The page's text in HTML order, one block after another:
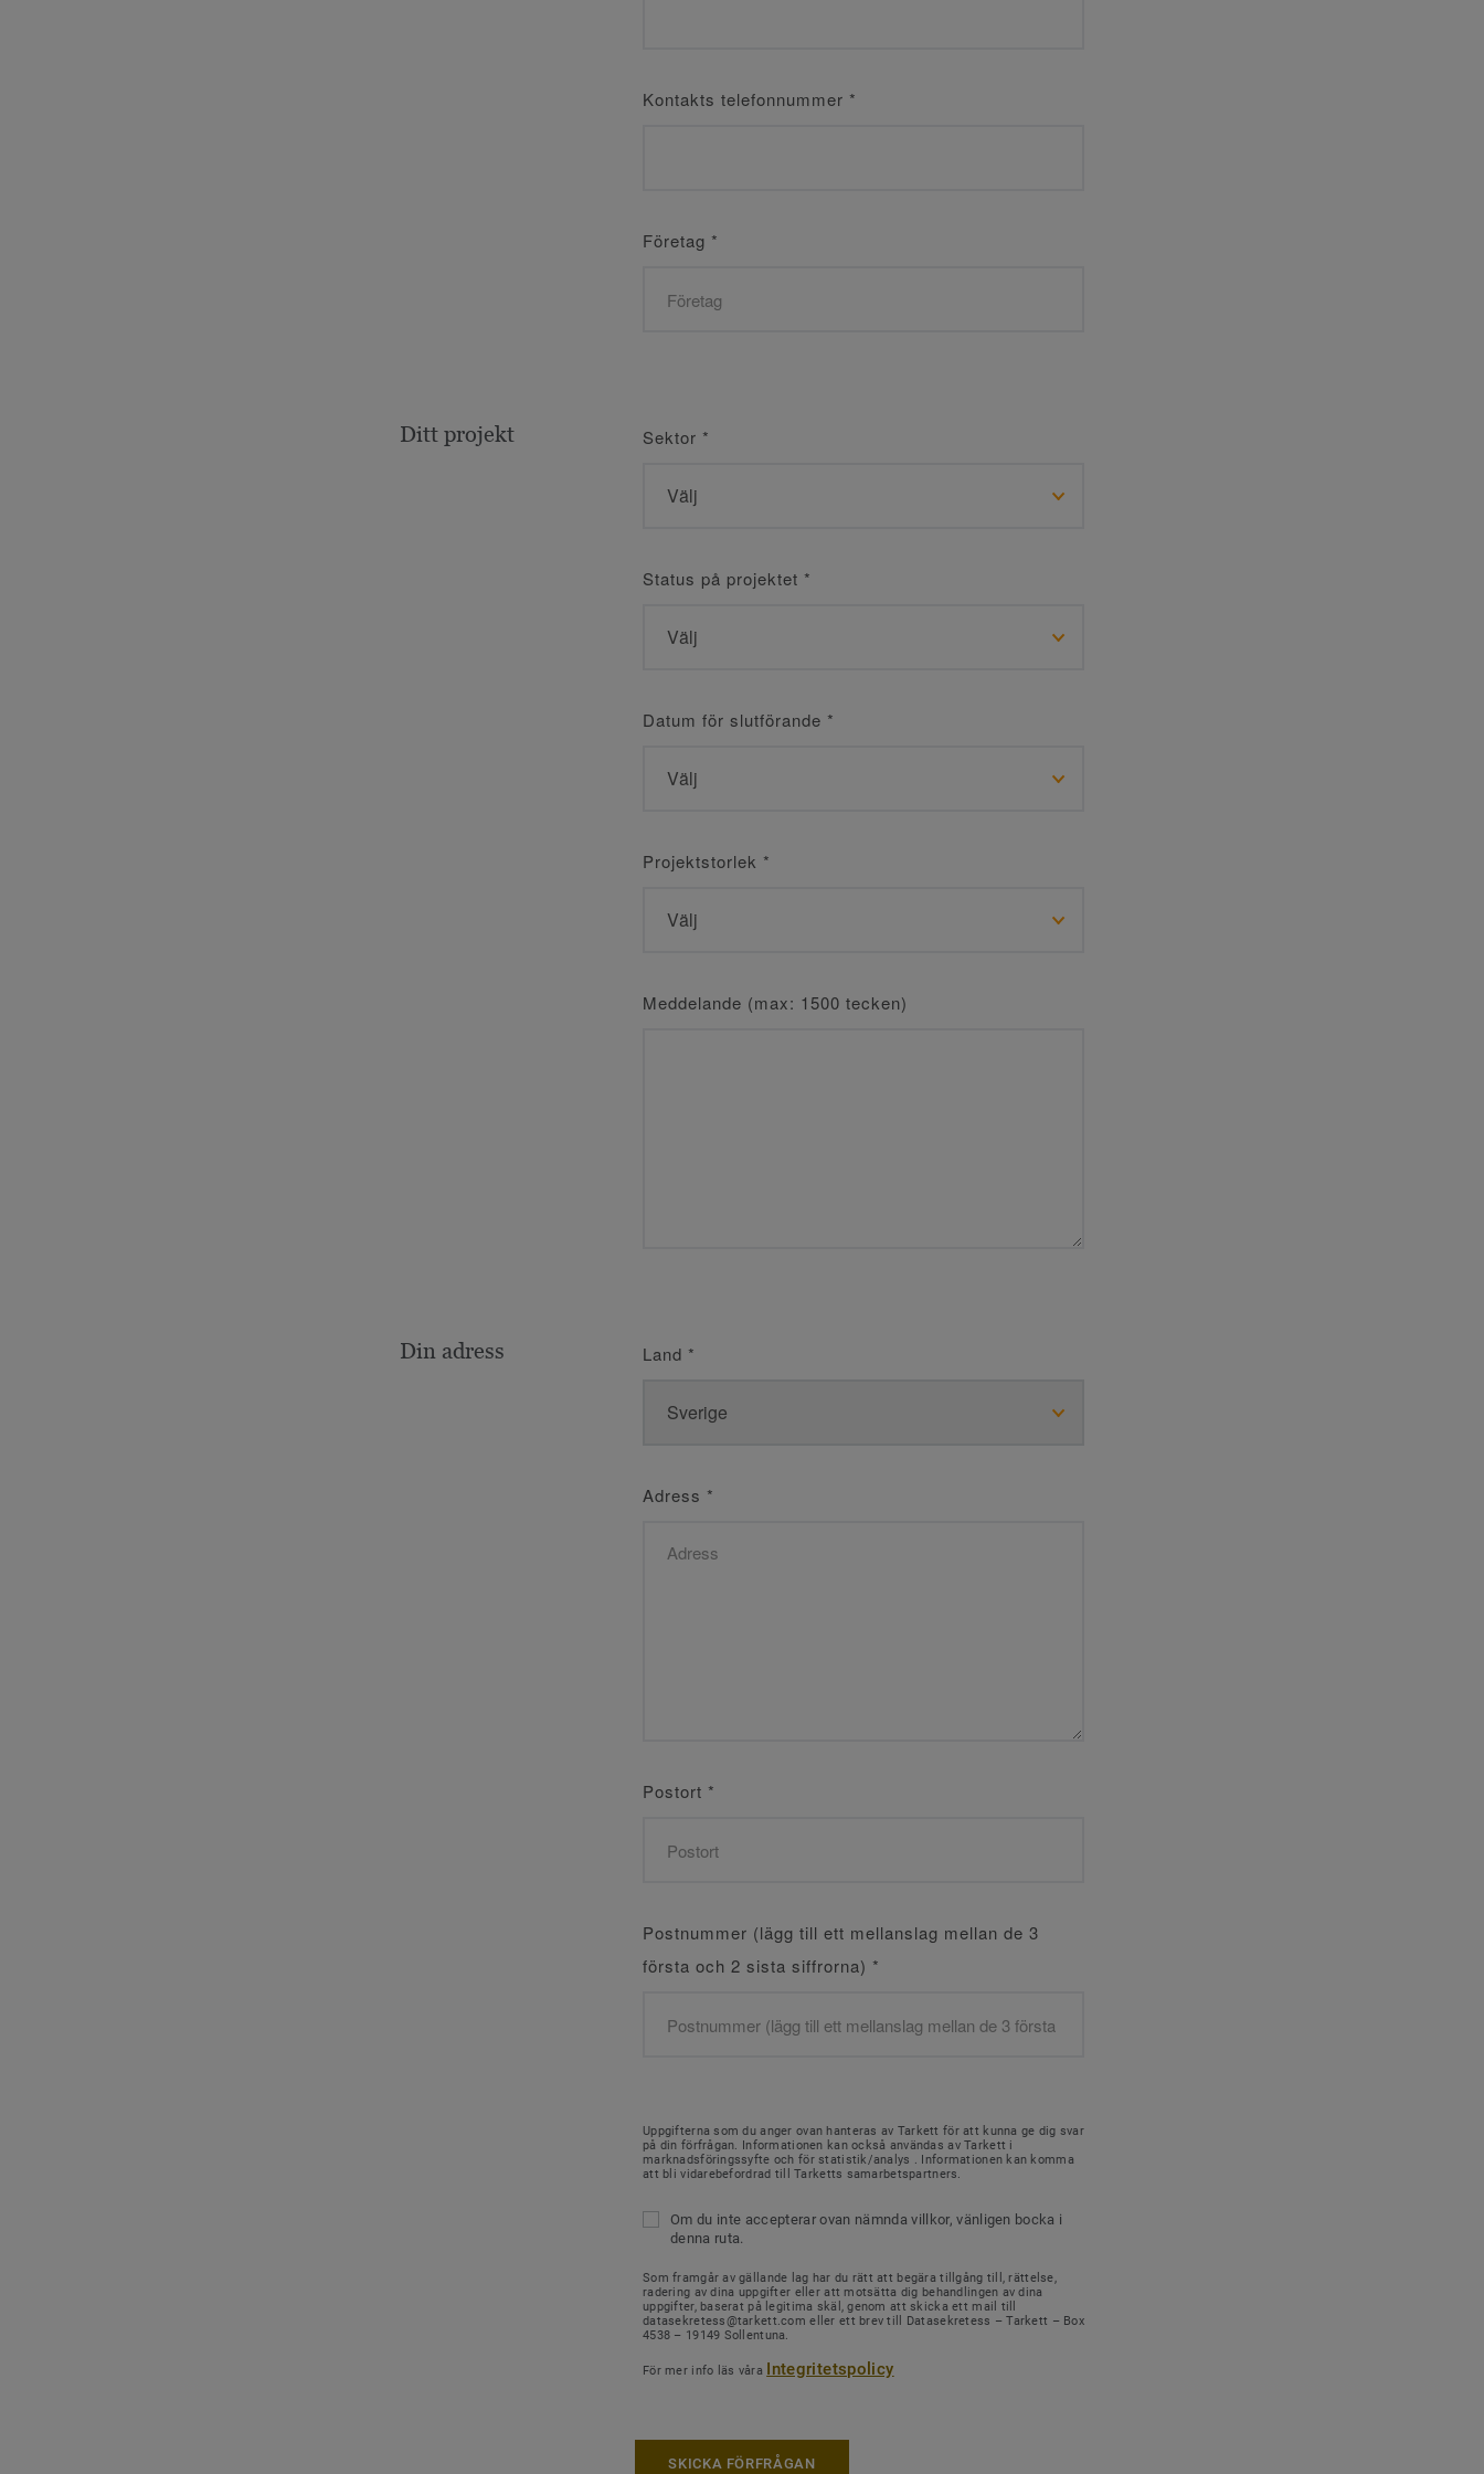
Kontakts telefonnummer *
Företag *
Ditt projekt Sektor *
Status på projektet *
Datum för slutförande *
Projektstorlek *
Meddelande (max: 1500 tecken)
Din adress Land *
Adress *
Postort *
Postnummer (lägg till ett mellanslag mellan de 3
första och 2 sista siffrorna) *
Uppgifterna som du anger ovan hanteras av Tarkett för att kunna ge dig svar
på din förfrågan. Informationen kan också användas av Tarkett i
marknadsföringssyfte och för statistik/analys . Informationen kan komma
att bli vidarebefordrad till Tarketts samarbetspartners.
Om du inte accepterar ovan nämnda villkor, vänligen bocka i
denna ruta.
Som framgår av gällande lag har du rätt att begära tillgång till, rättelse,
radering av dina uppgifter eller att motsätta dig behandlingen av dina
uppgifter, baserat på legitima skäl, genom att skicka ett mail till
datasekretess@tarkett.com eller ett brev till Datasekretess – Tarkett – Box
4538 – 19149 Sollentuna.
För mer info läs våra Integritetspolicy
SKICKA FÖRFRÅGAN